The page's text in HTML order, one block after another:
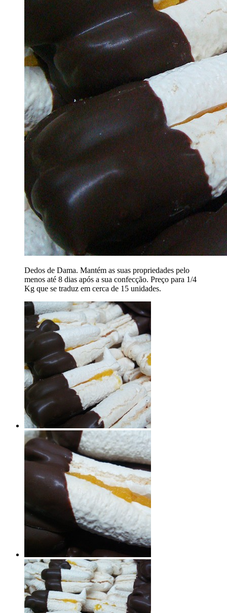
Dedos de Dama. Mantém as suas propriedades pelo
menos até 8 dias após a sua confecção. Preço para 1/4
Kg que se traduz em cerca de 15 unidades.